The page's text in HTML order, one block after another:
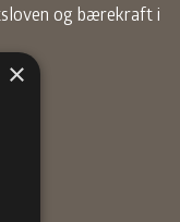
og bærekraft i
×